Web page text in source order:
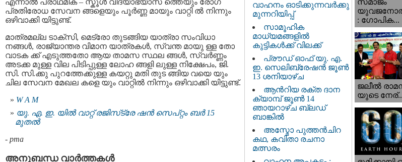
പ്രതിരോധ സേവന ങ്ങളെയും പൂർണ്ണ മായും വാറ്റി ല്‍ നിന്നും
ഒഴിവാക്കി യിട്ടുണ്ട്.
മാത്രമല്ല ടാക്സി, മെട്രോ തുടങ്ങിയ യാത്രാ സംവിധാ
നങ്ങൾ, രാജ്യാന്തര വിമാന യാത്രകൾ‍, സ്വന്ത മായു ള്ള തോ
വാടക ക്ക് എടുത്തതോ ആയ താമസ സ്ഥല ങ്ങൾ‍, സ്വർണ്ണം
അടക്ക മുള്ള വില പിടിപ്പുള്ള ലോഹ ങ്ങളി ലുള്ള നിക്ഷേപം, ജി.
സി. സി.ക്കു പുറത്തേക്കുള്ള കയറ്റു മതി തുട ങ്ങിയ വയെ യും
ചില സേവന മേഖല കളെ യും വാറ്റിൽ നിന്നും ഒഴിവാക്കി യിട്ടുണ്ട്.
W A M
യു. എ. ഇ. യില്‍ വാറ്റ് രജിസ്‌ട്രേ ഷന്‍ സെപ്റ്റം ബര്‍ 15
മുതല്‍
- pma
അനുബന്ധ വാര്‍ത്തകള്‍
വാഹനം ഓടിക്കുന്നവർക്കു
മുന്നറിയിപ്പ്
സാമൂഹിക
മാധ്യമങ്ങളിൽ
കുട്ടികൾക്ക് വിലക്ക്
പ്രൗഡ് ഓഫ് യു. എ.
ഇ. സെലിബ്രേഷൻ ജൂൺ
13 ശനിയാഴ്ച
ആൻറിയ രക്ത ദാന
ക്യാമ്പ് ജൂൺ 14
ഞായറാഴ്ച ബ്ലഡ്
ബാങ്കിൽ
അസ്മോ പുത്തൻചിറ
കഥ, കവിതാ രചനാ
മത്സരം
: ഗോപിക...
ജലീല്‍
യുടെ